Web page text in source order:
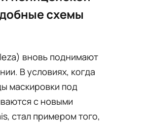
схемы
вновь поднимают
В условиях, когда
маскировки под
с новыми
стал примером того,